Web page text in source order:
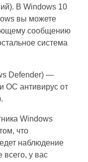
В Windows 10
вы можете
сообщению
система
Defender) —
ОС антивирус от
Windows
что
наблюдение
всего, у вас